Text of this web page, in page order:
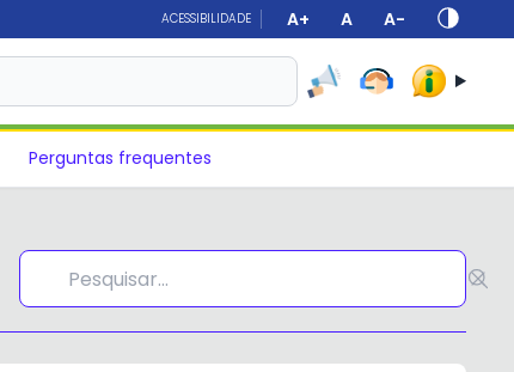
ACESSIBILIDADE A+ A A-
Perguntas frequentes